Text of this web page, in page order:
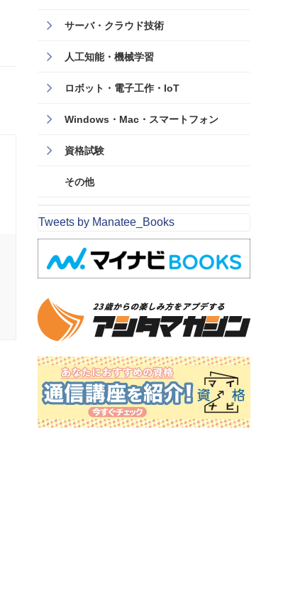
サーバ・クラウド技術
人工知能・機械学習
ロボット・電子工作・IoT
Windows・Mac・スマートフォン
資格試験
その他
Tweets by Manatee_Books